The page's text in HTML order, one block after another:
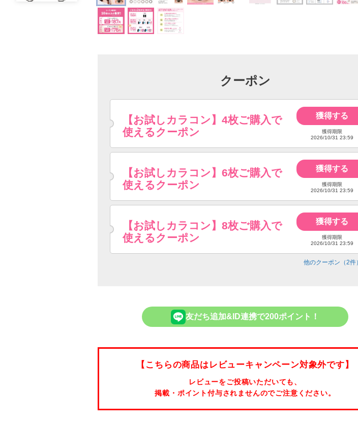
クーポン
【お試しカラコン】4枚ご購入で
使えるクーポン
獲得する
獲得期限
2026/10/31 23:59
【お試しカラコン】6枚ご購入で
使えるクーポン
獲得する
獲得期限
2026/10/31 23:59
【お試しカラコン】8枚ご購入で
使えるクーポン
獲得する
獲得期限
2026/10/31 23:59
他のクーポン（2件
友だち追加&ID連携で200ポイント！
【こちらの商品はレビューキャンペーン対象外です】
レビューをご投稿いただいても、
掲載・ポイント付与されませんのでご注意ください。